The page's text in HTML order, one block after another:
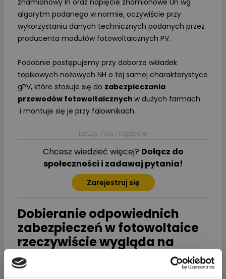
algorytm podanego w normie, oczywiście przy
wykorzystaniu danych technicznych podanych przez
producenta modułów fotowoltaicznych PV.
Podobnie postępujemy przy doborze wkładek
topikowych nożowych NH o tej samej charakterystyce
gPV, które stosuje się do zabezpieczania
przewodów fotowoltaicznych w dużych farmach
i montuje się je przy falownikach.
Łączy nas napięcie
Chcesz wiedzieć więcej? Dołącz do
społeczności i zadawaj pytania!
Zarejestruj się
Dobieranie odpowiednich
zabezpieczeń w fotowoltaice
rzeczywiście wygląda na
skomplikowane. Czy da się to
jakoś uprościć?